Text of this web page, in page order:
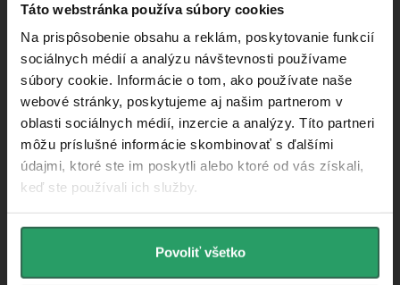
Táto webstránka používa súbory cookies
Na prispôsobenie obsahu a reklám, poskytovanie funkcií
sociálnych médií a analýzu návštevnosti používame
súbory cookie. Informácie o tom, ako používate naše
webové stránky, poskytujeme aj našim partnerom v
oblasti sociálnych médií, inzercie a analýzy. Títo partneri
môžu príslušné informácie skombinovať s ďalšími
údajmi, ktoré ste im poskytli alebo ktoré od vás získali,
keď ste používali ich služby.
Povoliť všetko
O nás
Sprievodca kúpeľňami
4.9/5(250+)
98%(20+)